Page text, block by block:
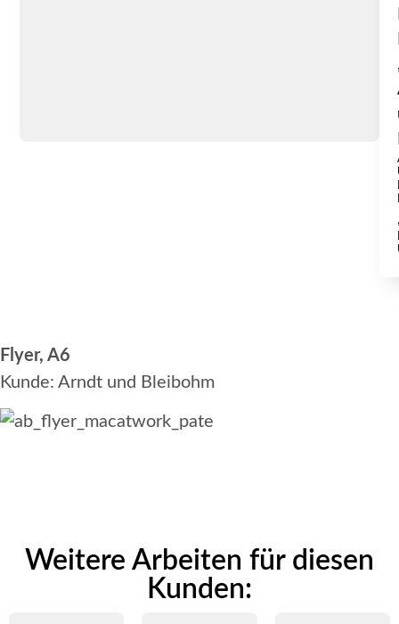
Flyer, A6
Kunde: Arndt und Bleibohm
Weitere Arbeiten für diesen
Kunden: